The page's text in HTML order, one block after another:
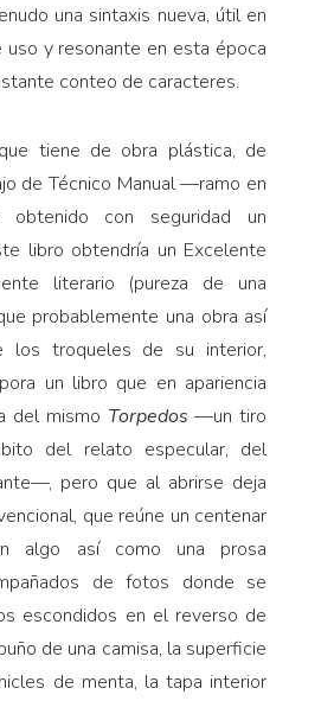
una sintaxis nueva, útil en
y resonante en esta época
conteo de caracteres.
tiene de obra plástica, de
de Técnico Manual —ramo en
con seguridad un
libro obtendría un Excelente
literario (pureza de una
probablemente una obra así
los troqueles de su interior,
un libro que en apariencia
del mismo Torpedos—un tiro
del relato especular, del
pero que al abrirse deja
que reúne un centenar
algo así como una prosa
de fotos donde se
escondidos en el reverso de
de una camisa, la superficie
de menta, la tapa interior